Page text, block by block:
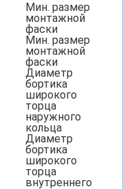
Мин. размер
монтажной
фаски
Мин. размер
монтажной
фаски
Диаметр
бортика
широкого
торца
наружного
кольца
Диаметр
бортика
широкого
торца
внутреннего